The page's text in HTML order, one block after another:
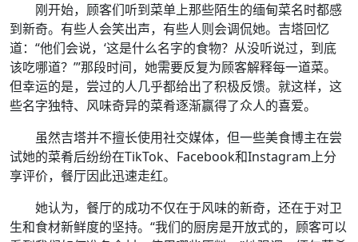
刚开始，顾客们听到菜单上那些陌生的缅甸菜名时都感
到新奇。有些人会笑出声，有些人则会调侃她。吉塔回忆
道：“他们会说，‘这是什么名字的食物？从没听说过，到底
该吃哪道？’”那段时间，她需要反复为顾客解释每一道菜。
但幸运的是，尝过的人几乎都给出了积极反馈。就这样，这
些名字独特、风味奇异的菜肴逐渐赢得了众人的喜爱。
虽然吉塔并不擅长使用社交媒体，但一些美食博主在尝
试她的菜肴后纷纷在TikTok、Facebook和Instagram上分
享评价，餐厅因此迅速走红。
她认为，餐厅的成功不仅在于风味的新奇，还在于对卫
生和食材新鲜度的坚持。“我们的厨房是开放式的，顾客可以